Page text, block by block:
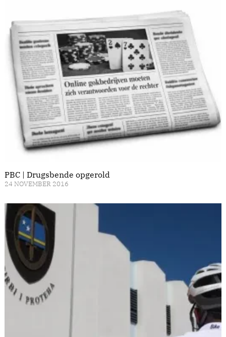
PBC | Drugsbende opgerold
24 NOVEMBER 2016